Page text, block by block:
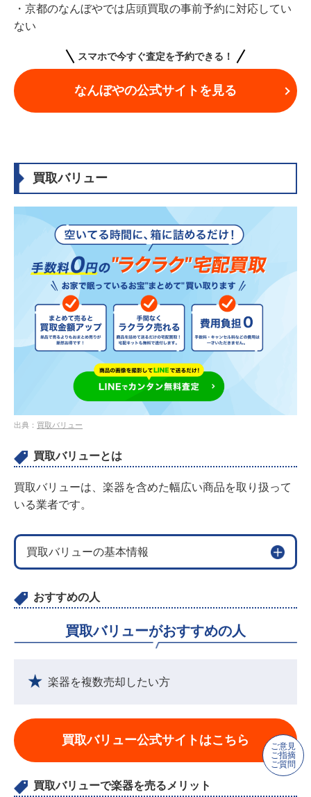
・京都のなんぼやでは店頭買取の事前予約に対応してい
ない
スマホで今すぐ査定を予約できる！
なんぼやの公式サイトを見る
買取バリュー
出典： 買取バリュー
買取バリューとは
買取バリューは、楽器を含めた幅広い商品を取り扱って
いる業者です。
買取バリューの基本情報
おすすめの人
買取バリューがおすすめの人
楽器を複数売却したい方
買取バリュー公式サイトはこちら
買取バリューで楽器を売るメリット
ご意見
ご指摘
ご質問